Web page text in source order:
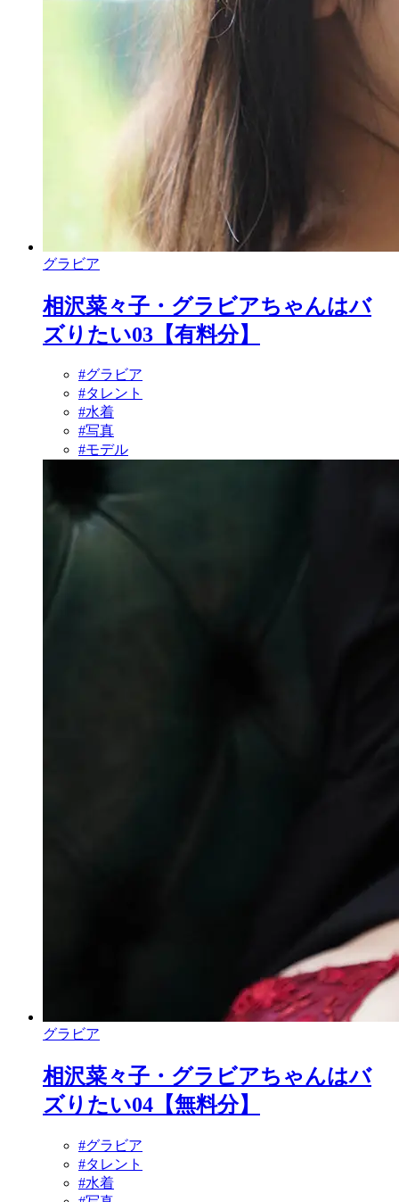
グラビア
相沢菜々子・グラビアちゃんはバ
ズりたい03【有料分】
#グラビア
#タレント
#水着
#写真
#モデル
グラビア
相沢菜々子・グラビアちゃんはバ
ズりたい04【無料分】
#グラビア
#タレント
#水着